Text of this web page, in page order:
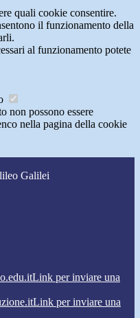
quali cookie consentire.
il funzionamento della
al funzionamento potete
non possono essere
nella pagina della cookie
Galilei
Link per inviare una
Link per inviare una